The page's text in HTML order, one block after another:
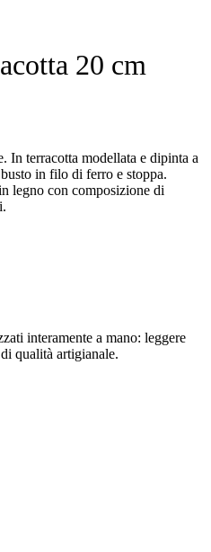
20 cm
In terracotta modellata e dipinta a
in filo di ferro e stoppa.
legno con composizione di
interamente a mano: leggere
qualità artigianale.